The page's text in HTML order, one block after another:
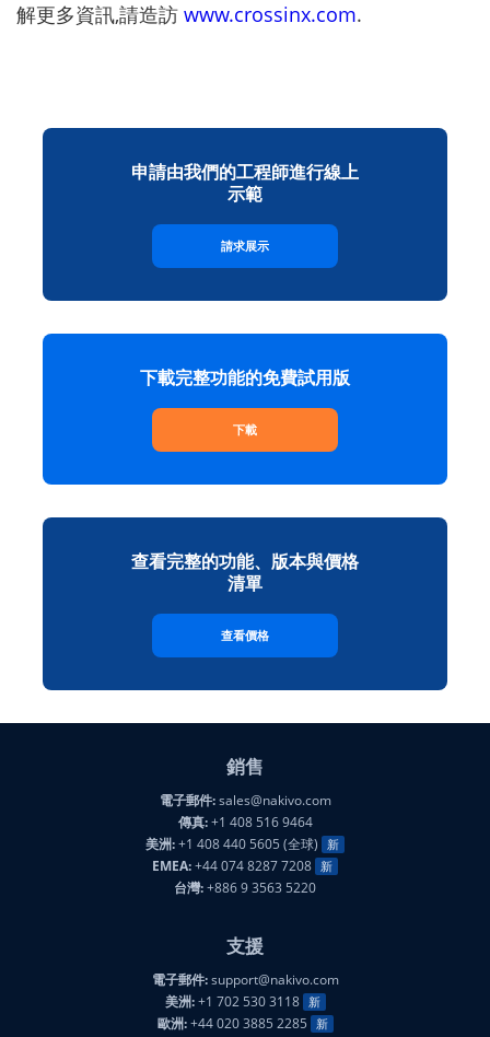
解更多資訊,請造訪 www.crossinx.com.
申請由我們的工程師進行線上
示範
請求展示
下載完整功能的免費試用版
下載
查看完整的功能、版本與價格
清單
查看價格
銷售
電子郵件:sales@nakivo.com
傳真:+1 408 516 9464
美洲:+1 408 440 5605 (全球) 新
EMEA:+44 074 8287 7208 新
台灣:+886 9 3563 5220
支援
電子郵件:support@nakivo.com
美洲:+1 702 530 3118 新
歐洲:+44 020 3885 2285 新